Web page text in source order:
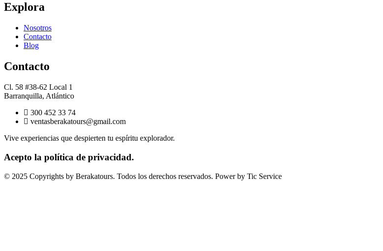
Explora
Nosotros
Contacto
Blog
Contacto
Cl. 58 #38-62 Local 1
Barranquilla, Atlántico
300 452 33 74
ventasberakatours@gmail.com
Vive experiencias que despierten tu espíritu explorador.
Acepto la política de privacidad.
© 2025 Copyrights by Berakatours. Todos los derechos reservados. Power by Tic Service